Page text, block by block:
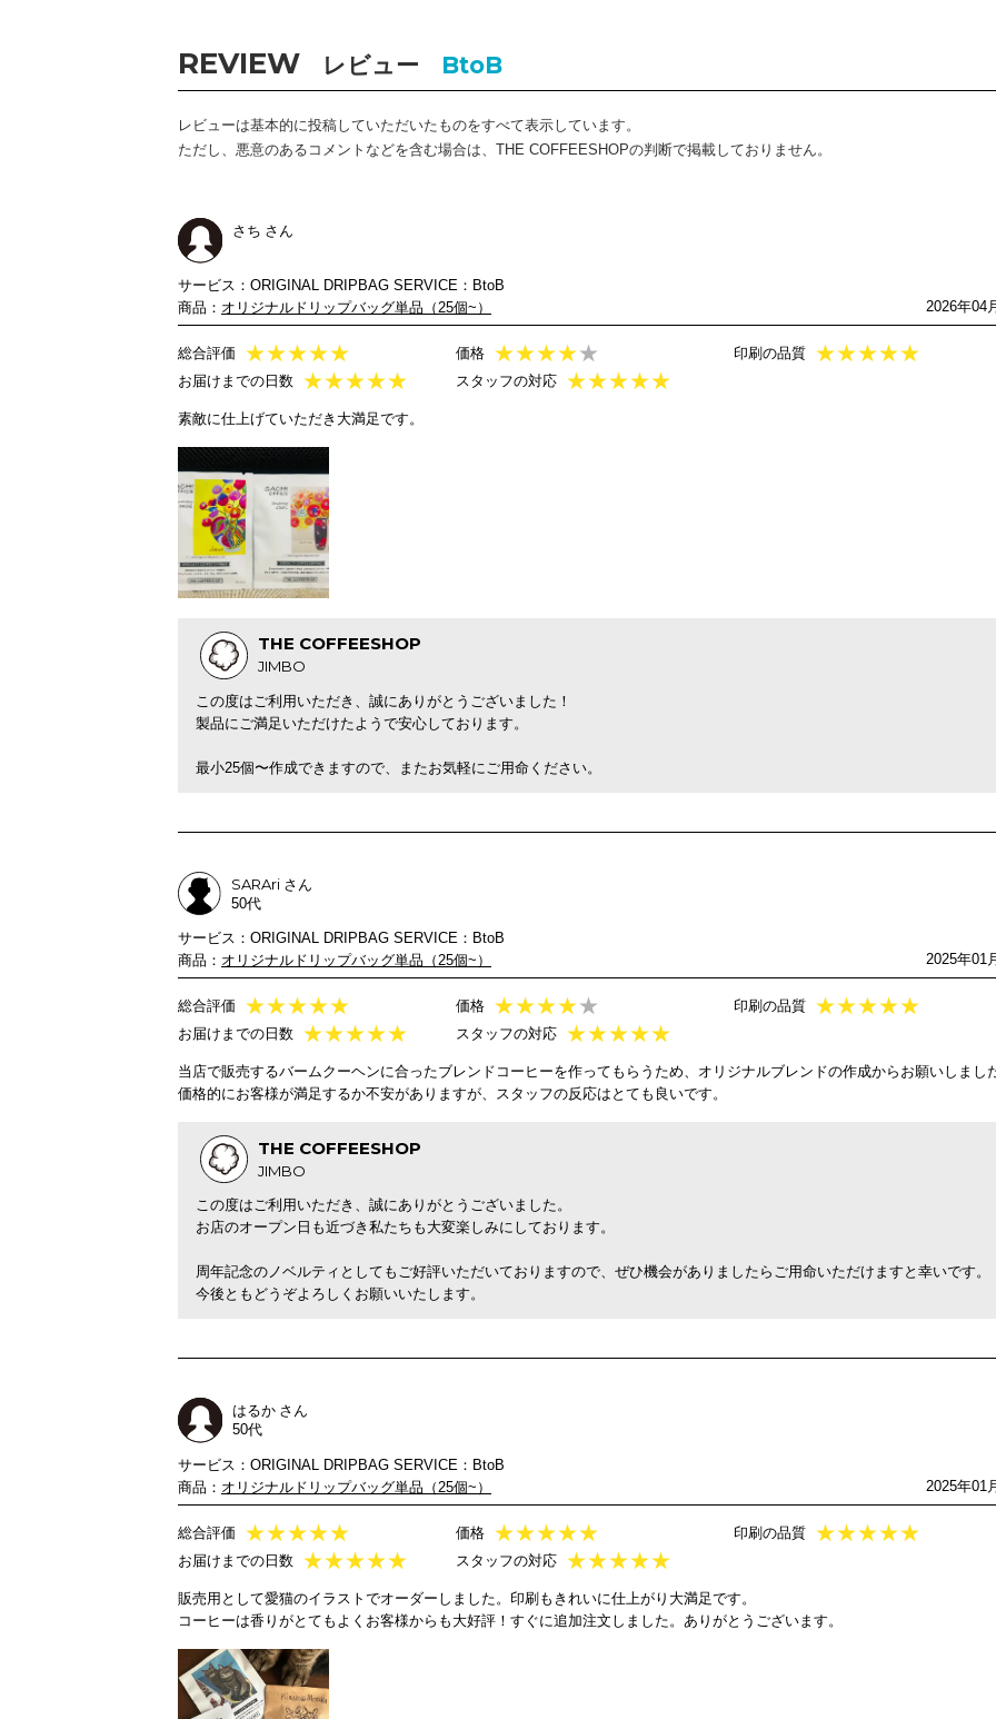
REVIEW レビュー BtoB
レビューは基本的に投稿していただいたものをすべて表示しています。
ただし、悪意のあるコメントなどを含む場合は、THE COFFEESHOPの判断で掲載しておりません。
さち さん
サービス：ORIGINAL DRIPBAG SERVICE：BtoB
商品： オリジナルドリップバッグ単品（25個~） 2026年04
総合評価 ★★★★★ 価格 ★★★★★ 印刷の品質 ★★★★★
お届けまでの日数 ★★★★★ スタッフの対応 ★★★★★
素敵に仕上げていただき大満足です。
THE COFFEESHOP
JIMBO
この度はご利用いただき、誠にありがとうございました！
製品にご満足いただけたようで安心しております。
最小25個〜作成できますので、またお気軽にご用命ください。
SARAri さん
50代
サービス：ORIGINAL DRIPBAG SERVICE：BtoB
商品： オリジナルドリップバッグ単品（25個~） 2025年01
総合評価 ★★★★★ 価格 ★★★★★ 印刷の品質 ★★★★★
お届けまでの日数 ★★★★★ スタッフの対応 ★★★★★
当店で販売するバームクーヘンに合ったブレンドコーヒーを作ってもらうため、オリジナルブレンドの作成からお願いしまし
価格的にお客様が満足するか不安がありますが、スタッフの反応はとても良いです。
THE COFFEESHOP
JIMBO
この度はご利用いただき、誠にありがとうございました。
お店のオープン日も近づき私たちも大変楽しみにしております。
周年記念のノベルティとしてもご好評いただいておりますので、ぜひ機会がありましたらご用命いただけますと幸いです。
今後ともどうぞよろしくお願いいたします。
はるか さん
50代
サービス：ORIGINAL DRIPBAG SERVICE：BtoB
商品： オリジナルドリップバッグ単品（25個~） 2025年01
総合評価 ★★★★★ 価格 ★★★★★ 印刷の品質 ★★★★★
お届けまでの日数 ★★★★★ スタッフの対応 ★★★★★
販売用として愛猫のイラストでオーダーしました。印刷もきれいに仕上がり大満足です。
コーヒーは香りがとてもよくお客様からも大好評！すぐに追加注文しました。ありがとうございます。